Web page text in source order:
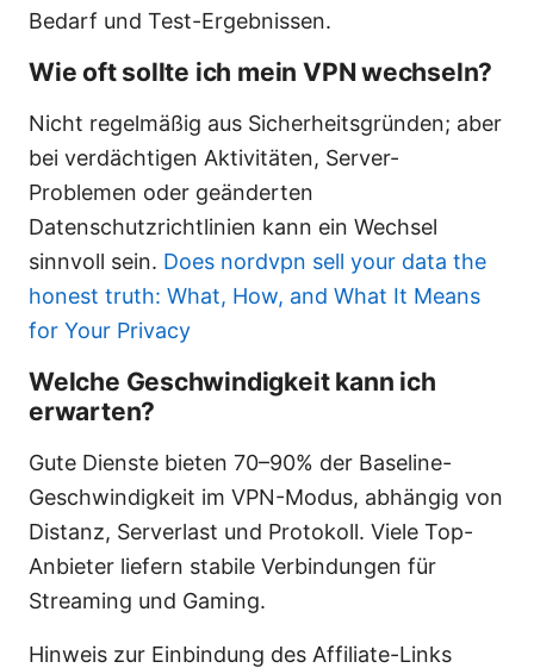
Bedarf und Test-Ergebnissen.
Wie oft sollte ich mein VPN wechseln?
Nicht regelmäßig aus Sicherheitsgründen; aber
bei verdächtigen Aktivitäten, Server-
Problemen oder geänderten
Datenschutzrichtlinien kann ein Wechsel
sinnvoll sein. Does nordvpn sell your data the
honest truth: What, How, and What It Means
for Your Privacy
Welche Geschwindigkeit kann ich
erwarten?
Gute Dienste bieten 70–90% der Baseline-
Geschwindigkeit im VPN-Modus, abhängig von
Distanz, Serverlast und Protokoll. Viele Top-
Anbieter liefern stabile Verbindungen für
Streaming und Gaming.
Hinweis zur Einbindung des Affiliate-Links